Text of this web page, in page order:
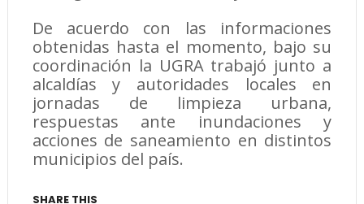
De acuerdo con las informaciones
obtenidas hasta el momento, bajo su
coordinación la UGRA trabajó junto a
alcaldías y autoridades locales en
jornadas de limpieza urbana,
respuestas ante inundaciones y
acciones de saneamiento en distintos
municipios del país.
SHARE THIS